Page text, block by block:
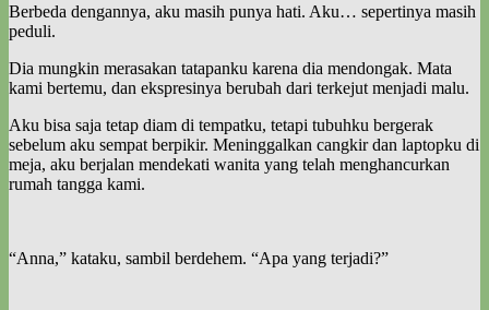
Berbeda dengannya, aku masih punya hati. Aku… sepertinya masih
peduli.
Dia mungkin merasakan tatapanku karena dia mendongak. Mata
kami bertemu, dan ekspresinya berubah dari terkejut menjadi malu.
Aku bisa saja tetap diam di tempatku, tetapi tubuhku bergerak
sebelum aku sempat berpikir. Meninggalkan cangkir dan laptopku di
meja, aku berjalan mendekati wanita yang telah menghancurkan
rumah tangga kami.
“Anna,” kataku, sambil berdehem. “Apa yang terjadi?”